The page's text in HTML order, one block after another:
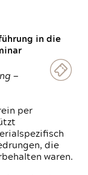
in die
—
per
die
waren.